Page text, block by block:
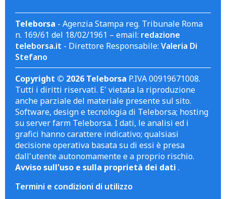
Teleborsa - Agenzia Stampa reg. Tribunale Roma
n. 169/61 del 18/02/1961 – email: redazione
teleborsa.it - Direttore Responsabile: Valeria Di
Stefano
Copyright © 2026 Teleborsa P.IVA 00919671008.
Tutti i diritti riservati. E' vietata la riproduzione
anche parziale del materiale presente sul sito.
Software, design e tecnologia di Teleborsa; hosting
su server farm Teleborsa. I dati, le analisi ed i
grafici hanno carattere indicativo; qualsiasi
decisione operativa basata su di essi è presa
dall'utente autonomamente e a proprio rischio.
Avviso sull'uso e sulla proprietà dei dati .
Termini e condizioni di utilizzo